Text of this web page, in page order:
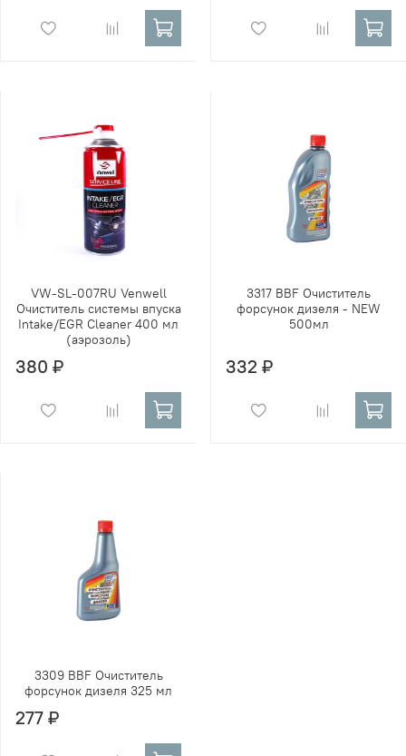
VW-SL-007RU Venwell
Очиститель системы впуска
Intake/EGR Cleaner 400 мл
(аэрозоль)
380 ₽
3317 BBF Очиститель
форсунок дизеля - NEW
500мл
332 ₽
3309 BBF Очиститель
форсунок дизеля 325 мл
277 ₽